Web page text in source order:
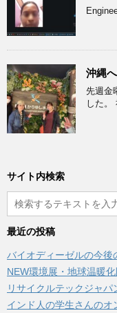
沖縄
先週金
した。
サイト内検索
最近の投稿
バイオディーゼルの今後
NEW環境展・地球温暖
リサイクルテックジャ
インド人の学生さんの